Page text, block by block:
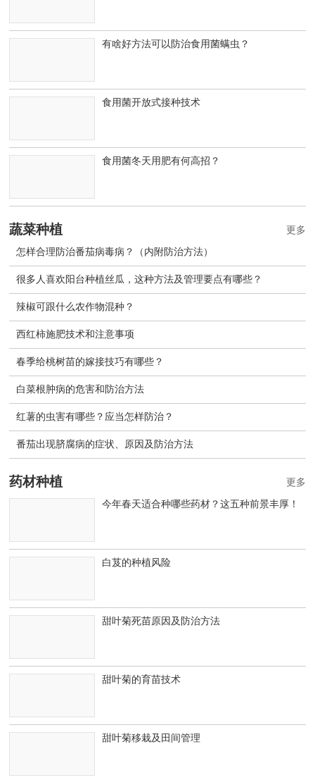
有啥好方法可以防治食用菌螨虫？
食用菌开放式接种技术
食用菌冬天用肥有何高招？
蔬菜种植
怎样合理防治番茄病毒病？（内附防治方法）
很多人喜欢阳台种植丝瓜，这种方法及管理要点有哪些？
辣椒可跟什么农作物混种？
西红柿施肥技术和注意事项
春季给桃树苗的嫁接技巧有哪些？
白菜根肿病的危害和防治方法
红薯的虫害有哪些？应当怎样防治？
番茄出现脐腐病的症状、原因及防治方法
更多
药材种植
今年春天适合种哪些药材？这五种前景丰厚！
白芨的种植风险
甜叶菊死苗原因及防治方法
甜叶菊的育苗技术
甜叶菊移栽及田间管理
更多